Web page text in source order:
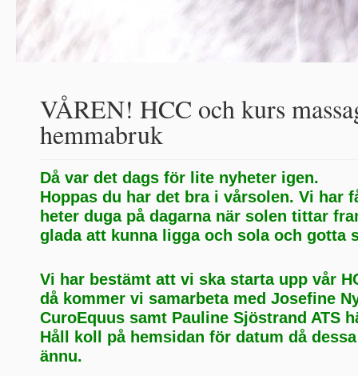
VÅREN! HCC och kurs
hemmabruk
Då var det dags för lite nyheter igen.
Hoppas du har det bra i vårsolen. Vi har
heter duga på dagarna när solen tittar
glada att kunna ligga och sola och gotta
Vi har bestämt att vi ska starta upp vår
då kommer vi samarbeta med Josefine
CuroEquus samt Pauline Sjöstrand ATS
Håll koll på hemsidan för datum då
ännu.